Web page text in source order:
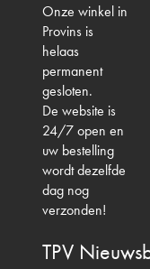
Onze winkel in
Provins is
helaas
permanent
gesloten.
De website is
24/7 open en
uw bestelling
wordt dezelfde
dag nog
verzonden!
TPV